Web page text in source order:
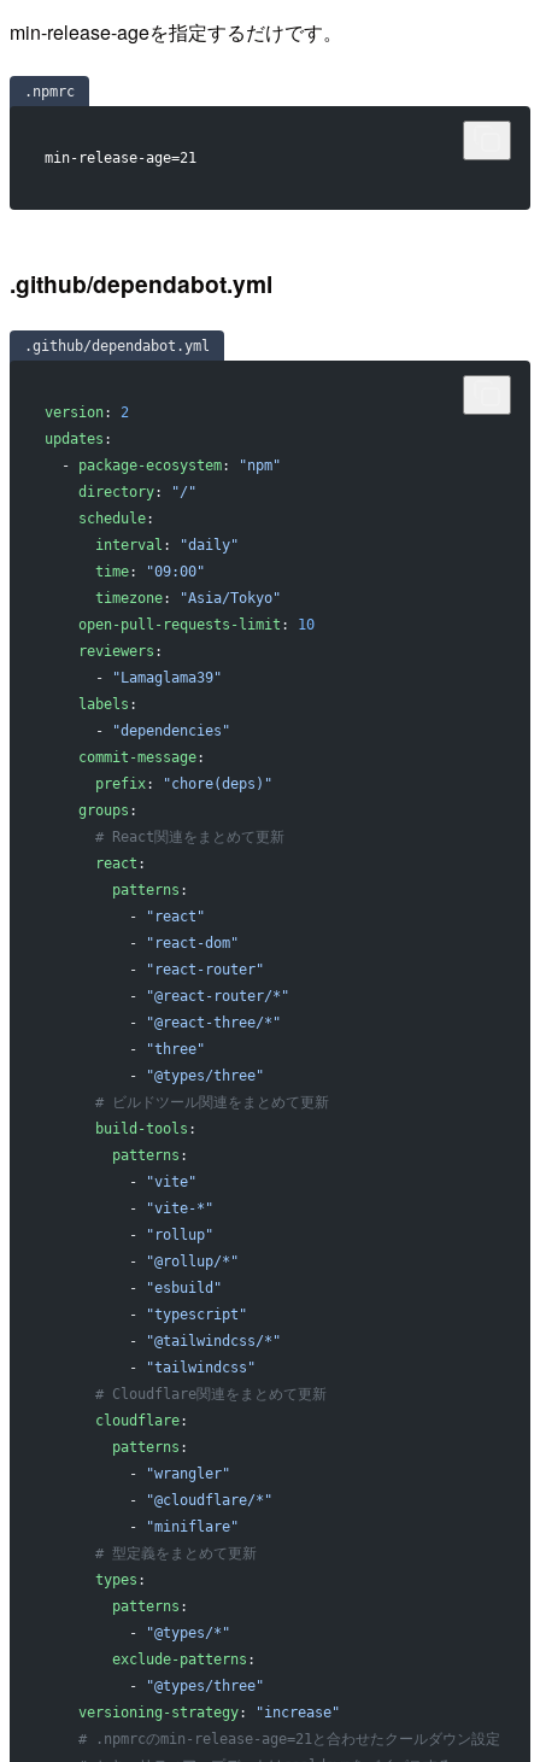
min-release-ageを指定するだけです。
.npmrc
min-release-age=21
.github/dependabot.yml
.github/dependabot.yml
version: 2
updates :
  -
package-ecosystem:
"npm"
    directory
:
"/"
    schedule
:
      interval
:
"daily"
      time
:
"09:00"
      timezone
:
"Asia/Tokyo"
    open-pull-requests-limit
: 10
    reviewers
:
      -
"Lamaglama39"
    labels
:
      -
"dependencies"
    commit-message
:
      prefix
:
"chore(deps)"
    groups
:
      # React関連をまとめて更新
      react
:
        patterns
:
          -
"react"
          -
"react-dom"
          -
"react-router"
          -
"@react-router/*"
          -
"@react-three/*"
          -
"three"
          -
"@types/three"
      # ビルドツール関連をまとめて更新
      build-tools
:
        patterns
:
          -
"vite"
          -
"vite-*"
          -
"rollup"
          -
"@rollup/*"
          -
"esbuild"
          -
"typescript"
          -
"@tailwindcss/*"
          -
"tailwindcss"
      # Cloudflare関連をまとめて更新
      cloudflare
:
        patterns
:
          -
"wrangler"
          -
"@cloudflare/*"
          -
"miniflare"
      # 型定義をまとめて更新
      types
:
        patterns
:
          -
"@types/*"
        exclude-patterns
:
          -
"@types/three"
    versioning-strategy
:
"increase"
    # .npmrcのmin-release-age=21と合わせたクールダウン設定